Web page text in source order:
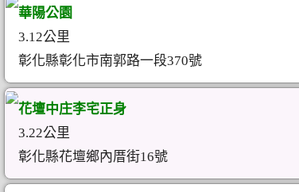
華陽公園
3.12公里
彰化縣彰化市南郭路一段370號
花壇中庄李宅正身
3.22公里
彰化縣花壇鄉內厝街16號